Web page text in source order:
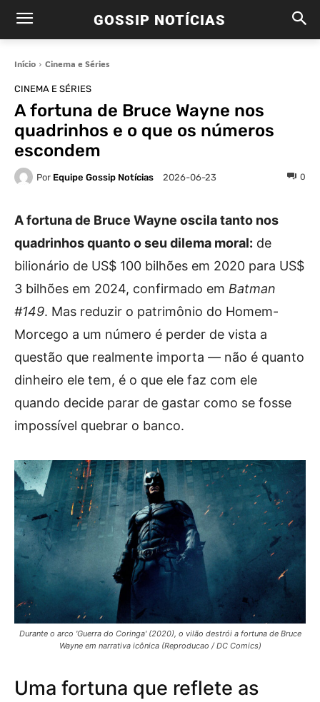
GOSSIP NOTÍCIAS
Início Cinema e Séries
CINEMA E SÉRIES
A fortuna de Bruce Wayne nos
quadrinhos e o que os números
escondem
Por Equipe Gossip Notícias 2026-06-23 0
A fortuna de Bruce Wayne oscila tanto nos
quadrinhos quanto o seu dilema moral: de
bilionário de US$ 100 bilhões em 2020 para US$
3 bilhões em 2024, confirmado em Batman
#149. Mas reduzir o patrimônio do Homem-
Morcego a um número é perder de vista a
questão que realmente importa — não é quanto
dinheiro ele tem, é o que ele faz com ele
quando decide parar de gastar como se fosse
impossível quebrar o banco.
Durante o arco 'Guerra do Coringa' (2020), o vilão destrói a fortuna de Bruce
Wayne em narrativa icônica (Reproducao / DC Comics)
Uma fortuna que reflete as